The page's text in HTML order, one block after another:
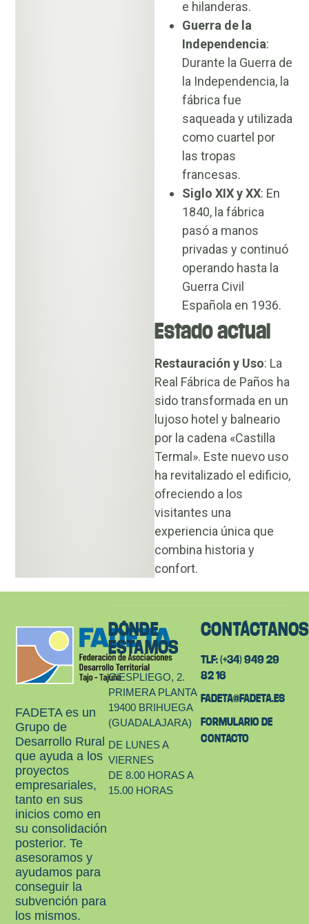
e hilanderas.
Guerra de la
Independencia:
Durante la Guerra de
la Independencia, la
fábrica fue
saqueada y utilizada
como cuartel por
las tropas
francesas.
Siglo XIX y XX: En
1840, la fábrica
pasó a manos
privadas y continuó
operando hasta la
Guerra Civil
Española en 1936.
Estado actual
Restauración y Uso: La
Real Fábrica de Paños ha
sido transformada en un
lujoso hotel y balneario
por la cadena «Castilla
Termal». Este nuevo uso
ha revitalizado el edificio,
ofreciendo a los
visitantes una
experiencia única que
combina historia y
confort.
FADETA es un
Grupo de
Desarrollo Rural
que ayuda a los
proyectos
empresariales,
tanto en sus
inicios como en
su consolidación
posterior. Te
asesoramos y
ayudamos para
conseguir la
subvención para
los mismos.
DÓNDE
ESTAMOS
C/ESPLIEGO, 2.
PRIMERA PLANTA
19400 BRIHUEGA
(GUADALAJARA)
DE LUNES A
VIERNES
DE 8.00 HORAS A
15.00 HORAS
CONTÁCTANOS
TLF: (+34) 949 29
82 16
FADETA@FADETA.ES
FORMULARIO DE
CONTACTO